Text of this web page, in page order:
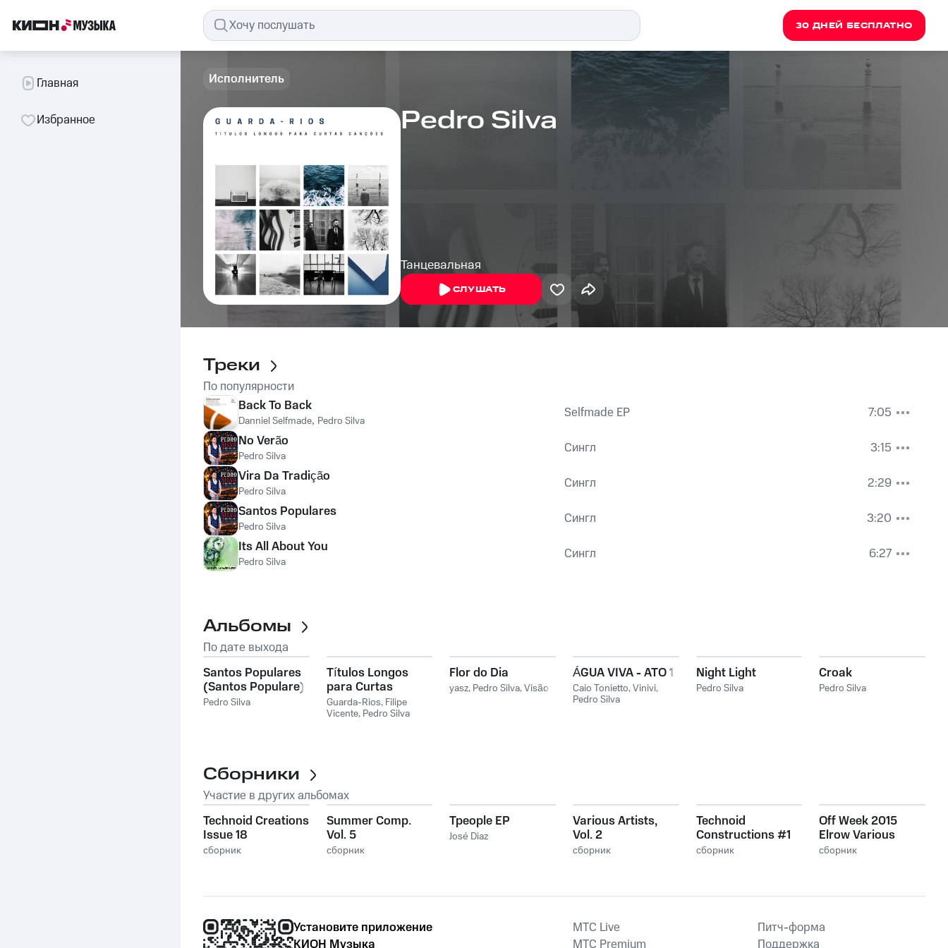
30 ДНЕЙ БЕСПЛАТНО
Главная
Избранное
Исполнитель
Pedro Silva
Танцевальная
СЛУШАТЬ
Треки
По популярности
Back To Back
Danniel Selfmade, Pedro Silva Selfmade EP
7:05
No Verão
Pedro Silva Сингл
3:15
Vira Da Tradição
Pedro Silva Сингл
2:29
Santos Populares
Pedro Silva Сингл
3:20
Its All About You
Pedro Silva Сингл 6:27
Альбомы
По дате выхода
Santos Populares
(Santos Populare)
Pedro Silva
Títulos Longos
para Curtas
Canções
Guarda-Rios, Filipe
Vicente, Pedro Silva
Flor do Dia
yasz, Pedro Silva,Visão
ÁGUA VIVA - ATO 1
Caio Tonietto,Vinivi,
Pedro Silva
Night Light
Pedro Silva
Croak
Pedro Silva
Сборники
Участие в других альбомах
Technoid Creations
Issue 18
сборник
Summer Comp.
Vol. 5
сборник
Tpeople EP
José Diaz
Various Artists,
Vol. 2
сборник
Technoid
Constructions #1
сборник
Off Week 2015
Elrow Various
Artist
сборник
Установите приложение
КИОН Музыка
MTС Live
MTС Premium
Питч-форма
Поддержка